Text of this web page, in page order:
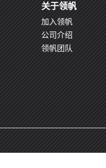
关于领帆
加入领帆
公司介绍
领帆团队